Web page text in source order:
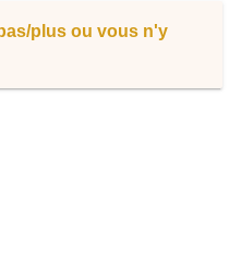
plus ou vous n'y